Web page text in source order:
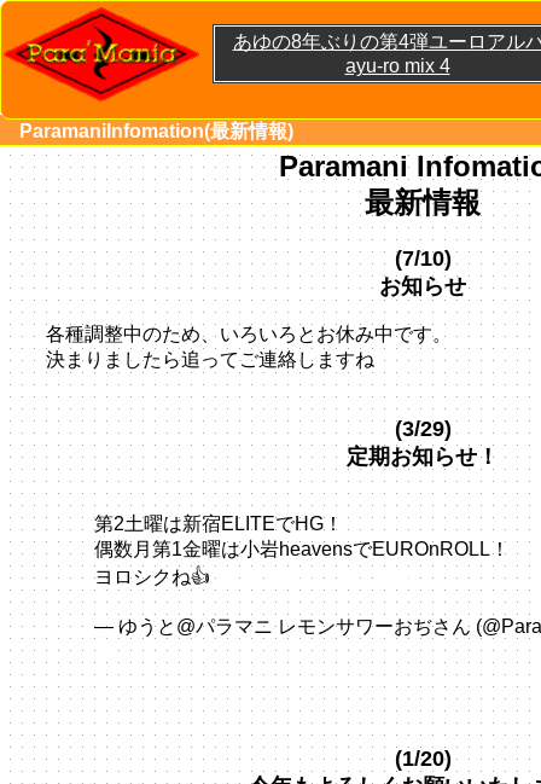
あゆの8年ぶりの第4弾ユーロアル
ayu-ro mix 4
ParamaniInfomation(最新情報)
Paramani
最新情報
(7/10)
お知らせ
各種調整中のため、いろいろとお休み中です。
決まりましたら追ってご連絡しますね
(3/29)
定期お知らせ！
第2土曜は新宿ELITEでHG！
偶数月第1金曜は小岩heavensでEUROnROLL！
ヨロシクね👍 pic.twitter.com/mydXiQO2XQ
— ゆうと@パラマニ レモンサワーおぢさん
2026
(1/20)